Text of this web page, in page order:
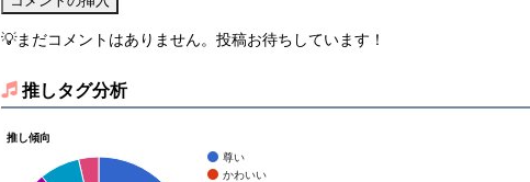
💡まだコメントはありません。投稿お待ちしています！
推しタグ分析
推し傾向
尊い
かわいい